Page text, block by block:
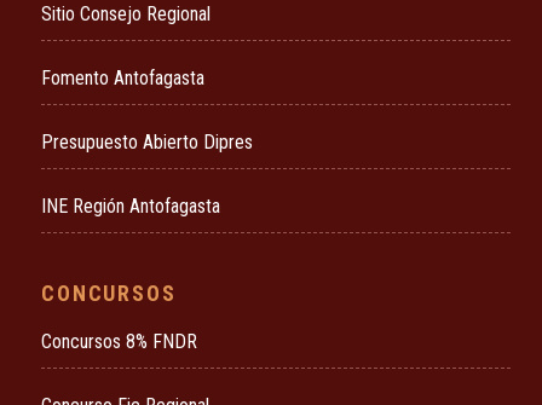
Sitio Consejo Regional
Fomento Antofagasta
Presupuesto Abierto Dipres
INE Región Antofagasta
CONCURSOS
Concursos 8% FNDR